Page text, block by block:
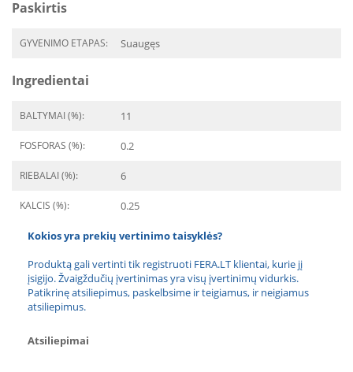
Paskirtis
GYVENIMO ETAPAS: Suaugęs
Ingredientai
BALTYMAI (%): 11
FOSFORAS (%): 0.2
RIEBALAI (%): 6
KALCIS (%): 0.25
Kokios yra prekių vertinimo taisyklės?
Produktą gali vertinti tik registruoti FERA.LT klientai, kurie jį
įsigijo. Žvaigždučių įvertinimas yra visų įvertinimų vidurkis.
Patikrinę atsiliepimus, paskelbsime ir teigiamus, ir neigiamus
atsiliepimus.
Atsiliepimai